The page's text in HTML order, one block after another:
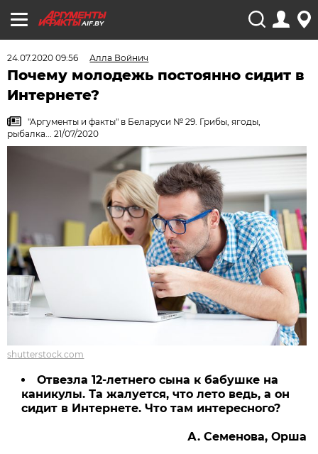
AIF.BY
24.07.2020 09:56 Алла Войнич
Почему молодежь постоянно сидит в
Интернете?
"Аргументы и факты" в Беларуси № 29. Грибы, ягоды,
рыбалка... 21/07/2020
shutterstock.com
Отвезла 12-летнего сына к бабушке на
каникулы. Та жалуется, что лето ведь, а он
сидит в Интернете. Что там интересного?
А. Семенова, Орша